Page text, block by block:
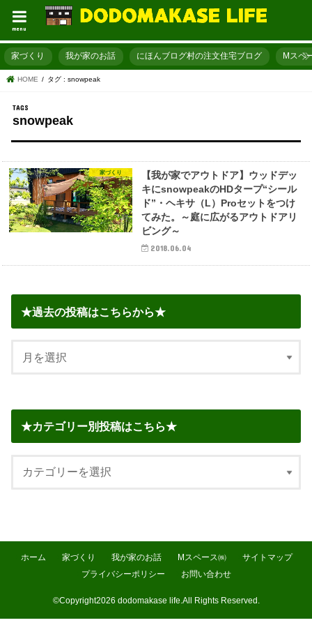
menu
家づくり 我が家のお話 にほんブログ村の注文住宅ブログ Mスペ
HOME タグ : snowpeak
snowpeak
家づくり
【我が家でアウトドア】ウッドデッ
キにsnowpeakのHDタープ“シール
ド”・ヘキサ（L）Proセットをつけ
てみた。～庭に広がるアウトドアリ
ビング～
2018.06.04
★過去の投稿はこちらから★
★カテゴリー別投稿はこちら★
ホーム 家づくり 我が家のお話 Mスペース㈱
サイトマップ
プライバシーポリシー
お問い合わせ
©Copyright2026 dodomakase life .All Rights Reserved.